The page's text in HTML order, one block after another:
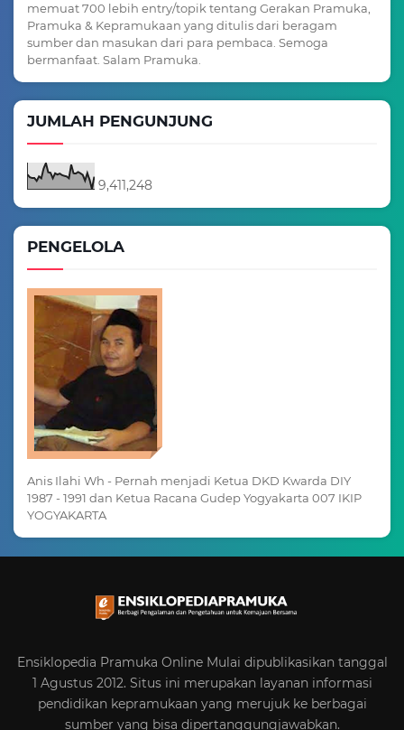
memuat 700 lebih entry/topik tentang Gerakan Pramuka,
Pramuka & Kepramukaan yang ditulis dari beragam
sumber dan masukan dari para pembaca. Semoga
bermanfaat. Salam Pramuka.
JUMLAH PENGUNJUNG
9,411,248
PENGELOLA
Anis Ilahi Wh - Pernah menjadi Ketua DKD Kwarda DIY
1987 - 1991 dan Ketua Racana Gudep Yogyakarta 007 IKIP
YOGYAKARTA
Ensiklopedia Pramuka Online Mulai dipublikasikan tanggal
1 Agustus 2012. Situs ini merupakan layanan informasi
pendidikan kepramukaan yang merujuk ke berbagai
sumber yang bisa dipertanggungjawabkan.